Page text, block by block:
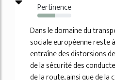
Pertinence
51%
Dans le domaine du
sociale européenne reste
entraîne des distorsions
de la sécurité des
de la route, ainsi que de